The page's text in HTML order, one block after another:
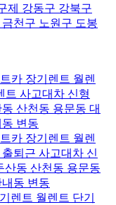
제 강동구 강북구
천구 노원구 도봉
카 장기렌트 월렌
트 사고대차 신형
산천동 용문동 대
변동
카 장기렌트 월렌
퇴근 사고대차 신
산동 산천동 용문동
동 변동
렌트 월렌트 단기